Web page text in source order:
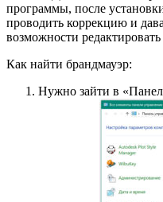
программы, после
проводить коррекцию и
возможности
Как найти брандмауэр:
Нужно зайти в